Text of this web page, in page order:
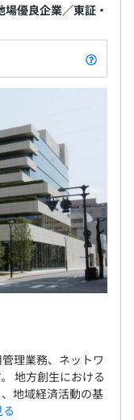
優良企業／東証・
理業務、ネットワ
地方創生における
地域経済活動の基